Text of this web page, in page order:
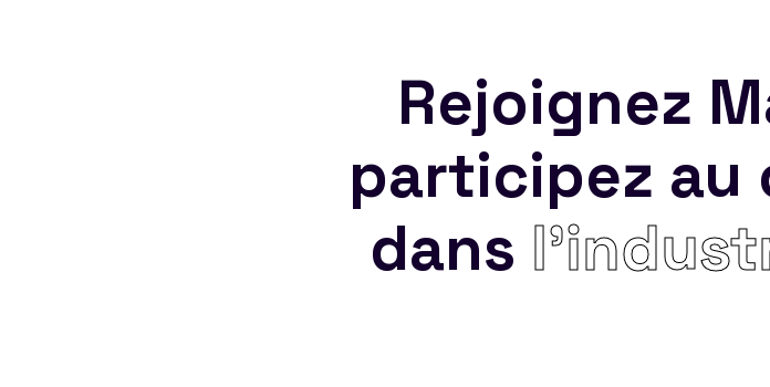
Rejoignez
participez au
dans